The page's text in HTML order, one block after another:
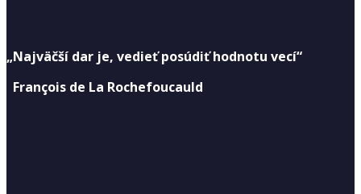
„Najväčší dar je, vedieť posúdiť hodnotu vecí“
François de La Rochefoucauld